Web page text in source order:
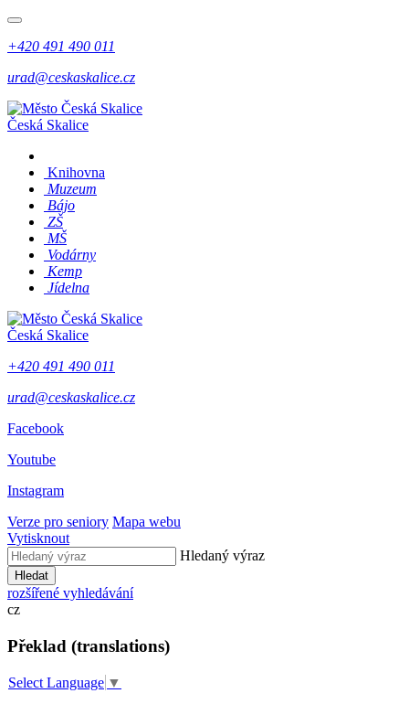
+420 491 490 011
urad@ceskaskalice.cz
Česká Skalice
Knihovna
Muzeum
Bájo
ZŠ
MŠ
Vodárny
Kemp
Jídelna
Česká Skalice
+420 491 490 011
urad@ceskaskalice.cz
Facebook
Youtube
Instagram
Verze pro seniory Mapa webu
Vytisknout
Hledaný výraz
Hledat
rozšířené vyhledávání
cz
Překlad (translations)
Select Language ▼